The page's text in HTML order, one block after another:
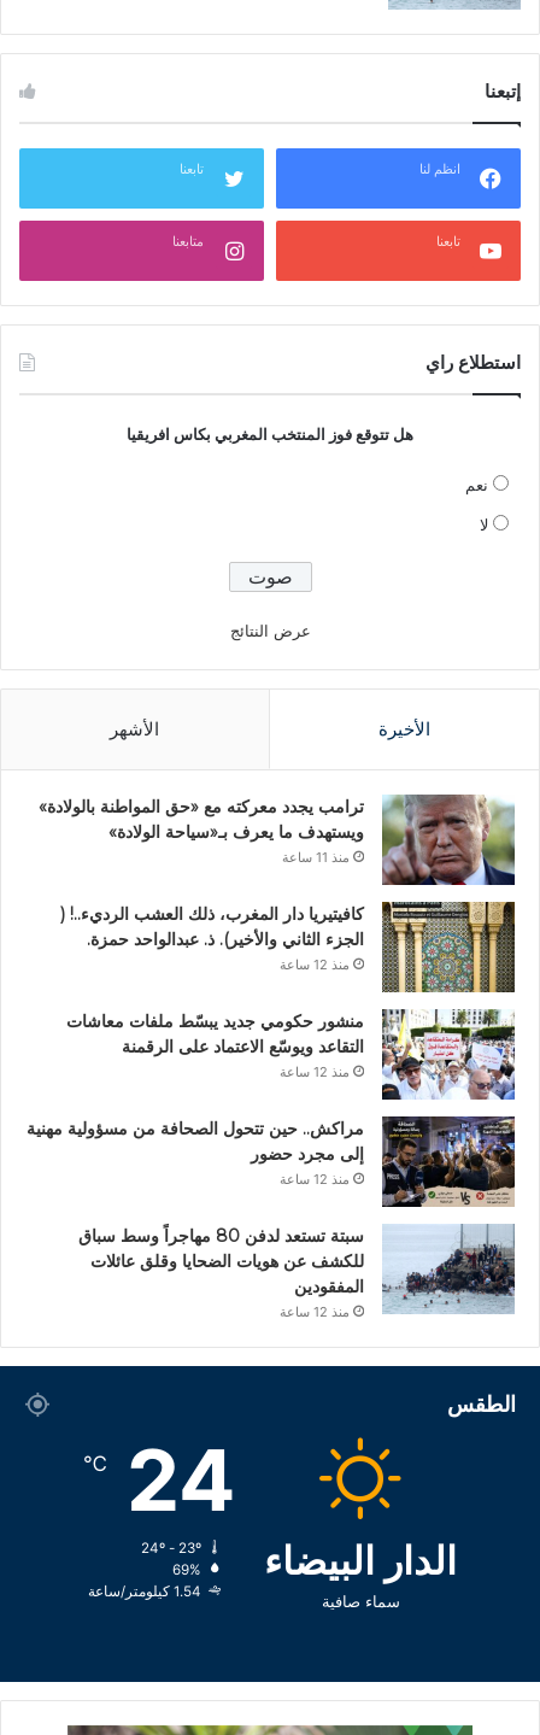
إتبعنا
انظم لنا تابعنا
تابعنا متابعنا
استطلاع راي
هل تتوقع فوز المنتخب المغربي بكاس افريقيا
نعم
لا
عرض النتائج
الأخيرة الأشهر
ترامب يجدد معركته مع «حق المواطنة بالولادة»
ويستهدف ما يعرف بـ«سياحة الولادة»
منذ 11 ساعة
كافيتيريا دار المغرب، ذلك العشب الرديء..! (
الجزء الثاني والأخير). ذ. عبدالواحد حمزة.
منذ 12 ساعة
منشور حكومي جديد يبسّط ملفات معاشات
التقاعد ويوسّع الاعتماد على الرقمنة
منذ 12 ساعة
مراكش.. حين تتحول الصحافة من مسؤولية مهنية
إلى مجرد حضور
منذ 12 ساعة
سبتة تستعد لدفن 80 مهاجراً وسط سباق
للكشف عن هويات الضحايا وقلق عائلات
المفقودين
منذ 12 ساعة
الطقس
الدار البيضاء
سماء صافية
24
℃
69%
1.54 كيلومتر/ساعة